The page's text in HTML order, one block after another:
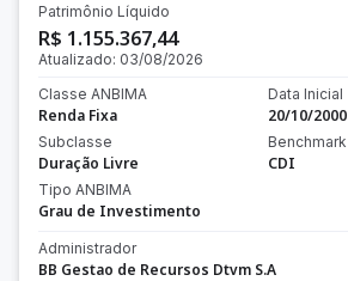
Patrimônio Líquido
R$ 1.155.367,44
Atualizado: 03/08/2026
Classe ANBIMA
Renda Fixa
Subclasse
Duração Livre
Tipo ANBIMA
Grau de Investimento
Data Inicial
20/10/2000
Benchmark
CDI
Administrador
BB Gestao de Recursos Dtvm S.A